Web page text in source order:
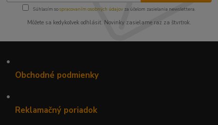
Súhlasím sospracovaním osobných údajov za účelom zasielania newslettera.
Môžete sa kedykoľvek odhlásiť. Novinky zasielame raz za štvrťrok.
•
Obchodné podmienky
•
Reklamačný poriadok